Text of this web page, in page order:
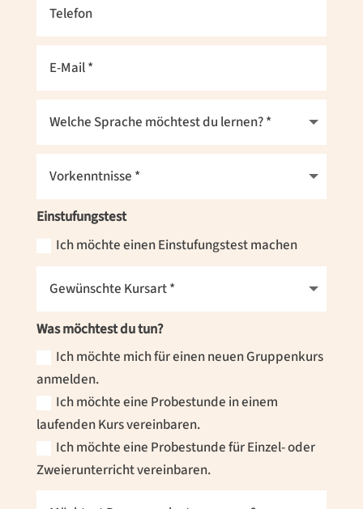
Einstufungstest
Ich möchte einen Einstufungstest machen
Was möchtest du tun?
Ich möchte mich für einen neuen Gruppenkurs
anmelden.
Ich möchte eine Probestunde in einem
laufenden Kurs vereinbaren.
Ich möchte eine Probestunde für Einzel- oder
Zweierunterricht vereinbaren.